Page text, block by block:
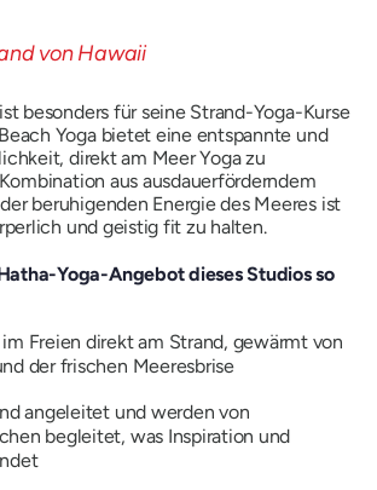
besonders für seine Strand-Yoga-Kurse
Yoga bietet eine entspannte und
direkt am Meer Yoga zu
aus ausdauerförderndem
beruhigenden Energie des Meeres ist
und geistig fit zu halten.
Yoga-Angebot dieses Studios so
Freien direkt am Strand, gewärmt von
der frischen Meeresbrise
angeleitet und werden von
begleitet, was Inspiration und